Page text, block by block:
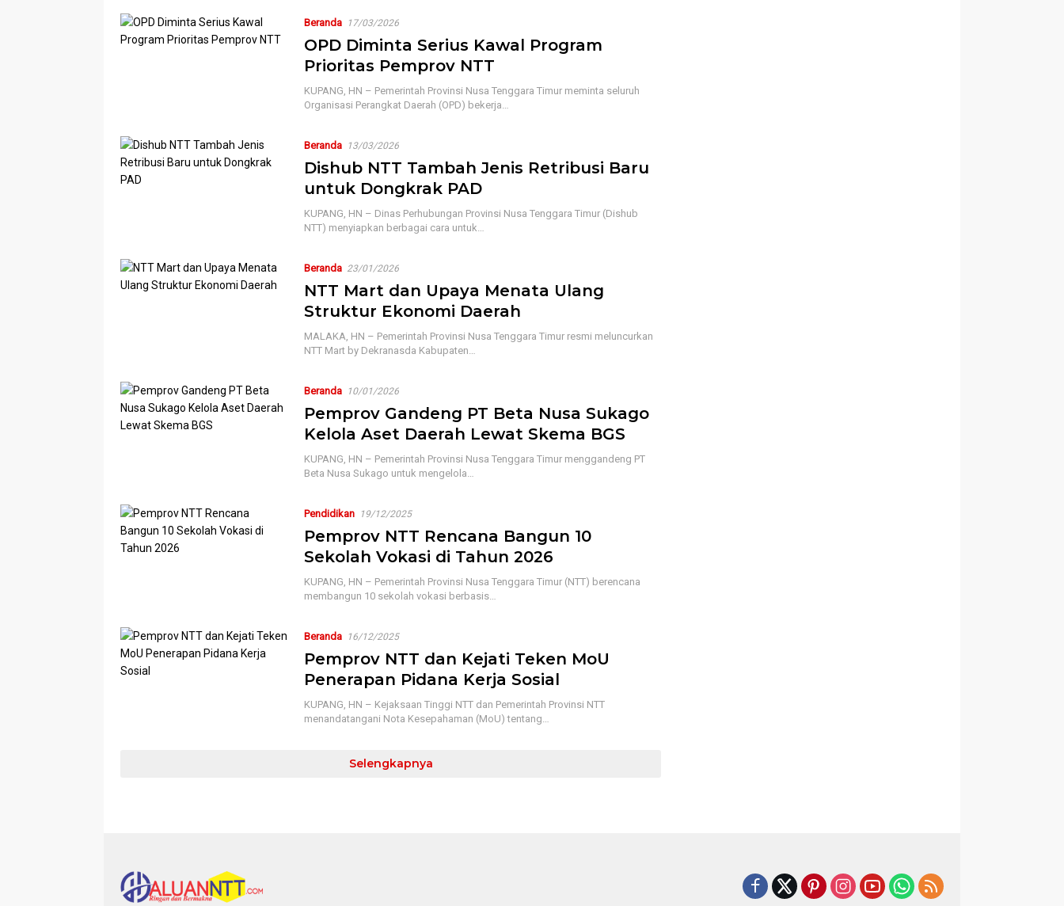
Beranda 17/03/2026
OPD Diminta Serius Kawal Program
Prioritas Pemprov NTT
KUPANG, HN – Pemerintah Provinsi Nusa Tenggara Timur meminta seluruh
Organisasi Perangkat Daerah (OPD) bekerja…
Beranda 13/03/2026
Dishub NTT Tambah Jenis Retribusi Baru
untuk Dongkrak PAD
KUPANG, HN – Dinas Perhubungan Provinsi Nusa Tenggara Timur (Dishub
NTT) menyiapkan berbagai cara untuk…
Beranda 23/01/2026
NTT Mart dan Upaya Menata Ulang
Struktur Ekonomi Daerah
MALAKA, HN – Pemerintah Provinsi Nusa Tenggara Timur resmi meluncurkan
NTT Mart by Dekranasda Kabupaten…
Beranda 10/01/2026
Pemprov Gandeng PT Beta Nusa Sukago
Kelola Aset Daerah Lewat Skema BGS
KUPANG, HN – Pemerintah Provinsi Nusa Tenggara Timur menggandeng PT
Beta Nusa Sukago untuk mengelola…
Pendidikan 19/12/2025
Pemprov NTT Rencana Bangun 10
Sekolah Vokasi di Tahun 2026
KUPANG, HN – Pemerintah Provinsi Nusa Tenggara Timur (NTT) berencana
membangun 10 sekolah vokasi berbasis…
Beranda 16/12/2025
Pemprov NTT dan Kejati Teken MoU
Penerapan Pidana Kerja Sosial
KUPANG, HN – Kejaksaan Tinggi NTT dan Pemerintah Provinsi NTT
menandatangani Nota Kesepahaman (MoU) tentang…
Selengkapnya